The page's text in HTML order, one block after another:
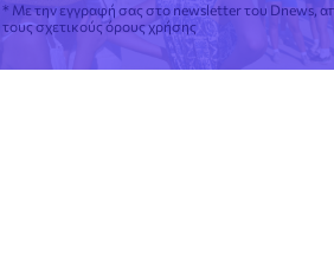
* Με την εγγραφή σας στο newsletter του Dnews,
τους σχετικούς όρους χρήσης